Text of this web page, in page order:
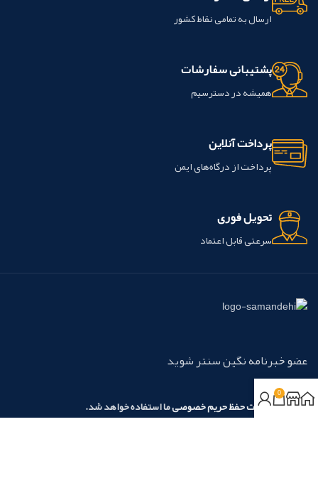
ارسال به تمامی نقاط کشور
پشتیبانی سفارشات
همیشه در دسترسیم
پرداخت آنلاین
پرداخت از درگاه‌های ایمن
تحویل فوری
سرعتی قابل اعتماد
عضو خبرنامه نگین سنتر شوید
مطابق باسیاست حفظ حریم خصوصیما استفاده خواهد شد.
0